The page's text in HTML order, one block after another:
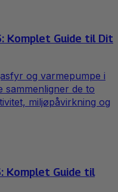
Komplet Guide til Dit
og varmepumpe i
sammenligner de to
miljøpåvirkning og
Komplet Guide til